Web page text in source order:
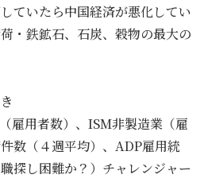
ていたら中国経済が悪化してい
・鉄鉱石、石炭、穀物の最大の
雇用者数）、ISM非製造業（雇
数（４週平均）、ADP雇用統
探し困難か？）チャレンジャー